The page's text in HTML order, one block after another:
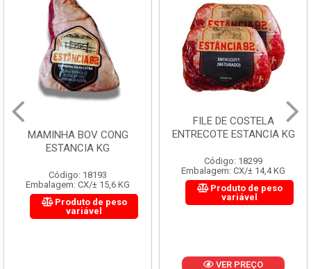
MAMINHA BOV CONG
ESTANCIA KG
Código: 18193
Embalagem: CX/± 15,6 KG
Produto de peso
variável
FILE DE COSTELA
ENTRECOTE ESTANCIA KG
Código: 18299
Embalagem: CX/± 14,4 KG
Produto de peso
variável
VER PREÇO